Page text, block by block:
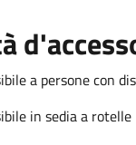
a persone con
in sedia a rotelle